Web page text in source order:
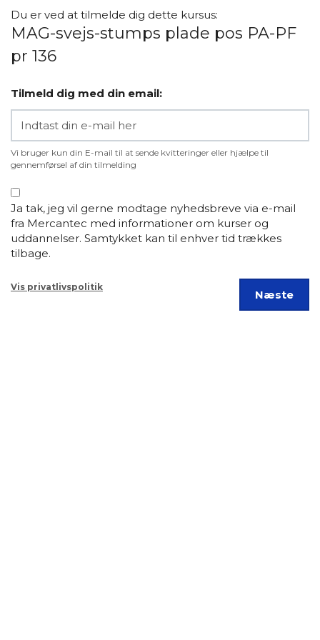
Du er ved at tilmelde dig dette kursus:
MAG-svejs-stumps plade pos PA-PF
pr 136
Tilmeld dig med din email:
Vi bruger kun din E-mail til at sende kvitteringer eller hjælpe til
gennemførsel af din tilmelding
Ja tak, jeg vil gerne modtage nyhedsbreve via e-mail
fra Mercantec med informationer om kurser og
uddannelser. Samtykket kan til enhver tid trækkes
tilbage.
Vis privatlivspolitik